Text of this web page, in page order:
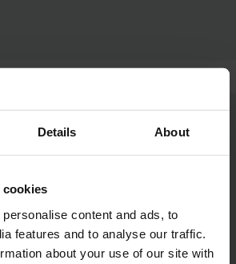
Details About
cookies
content and ads, to
features and to analyse our traffic.
about your use of our site with
voor energie- en